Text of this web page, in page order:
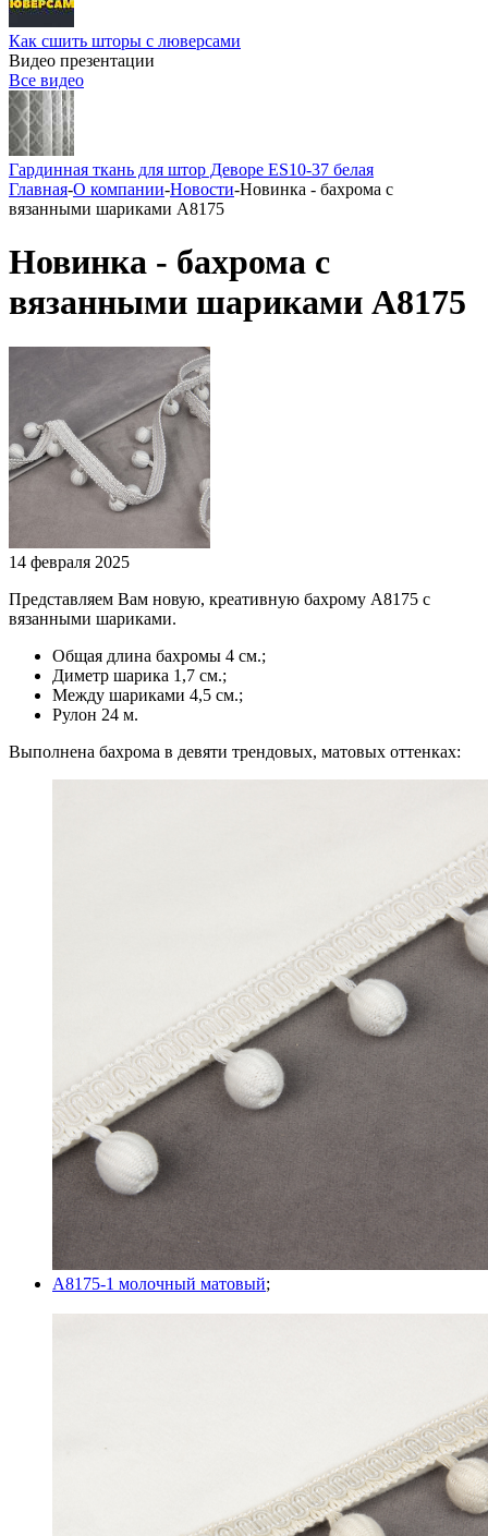
Как сшить шторы с люверсами
Видео презентации
Все видео
Гардинная ткань для штор Деворе ES10-37 белая
Главная-О компании-Новости-Новинка - бахрома с
вязанными шариками А8175
Новинка - бахрома с
вязанными шариками А8175
14 февраля 2025
Представляем Вам новую, креативную бахрому А8175 с
вязанными шариками.
Общая длина бахромы 4 см.;
Диметр шарика 1,7 см.;
Между шариками 4,5 см.;
Рулон 24 м.
Выполнена бахрома в девяти трендовых, матовых оттенках:
A8175-1 молочный матовый;